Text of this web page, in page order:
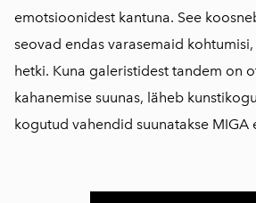
emotsioonidest kantuna. See
seovad endas varasemaid
hetki. Kuna galeristidest tandem on
kahanemise suunas, läheb
kogutud vahendid suunatakse MIGA